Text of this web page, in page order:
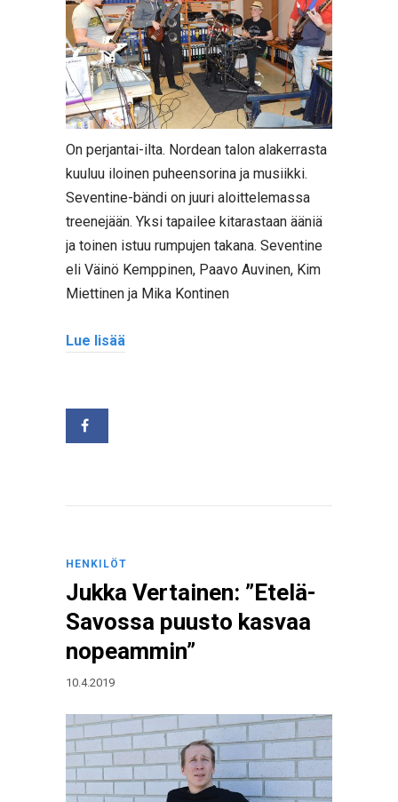
On perjantai-ilta. Nordean talon alakerrasta
kuuluu iloinen puheensorina ja musiikki.
Seventine-bändi on juuri aloittelemassa
treenejään. Yksi tapailee kitarastaan ääniä
ja toinen istuu rumpujen takana. Seventine
eli Väinö Kemppinen, Paavo Auvinen, Kim
Miettinen ja Mika Kontinen
Lue lisää
HENKILÖT
Jukka Vertainen: ”Etelä-
Savossa puusto kasvaa
nopeammin”
10.4.2019